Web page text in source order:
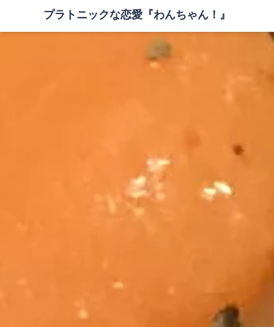
プラトニックな恋愛『わんちゃん！』